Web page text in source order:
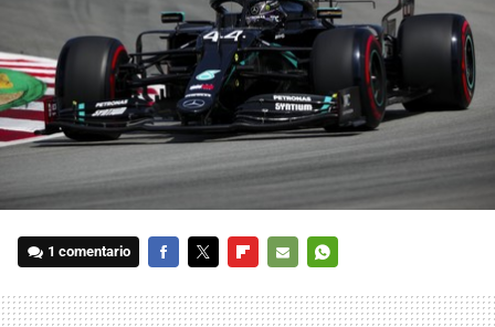
1 comentario
MAIL